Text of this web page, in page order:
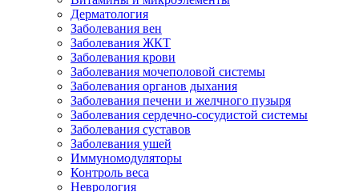
Дерматология
Заболевания вен
Заболевания ЖКТ
Заболевания крови
Заболевания мочеполовой системы
Заболевания органов дыхания
Заболевания печени и желчного пузыря
Заболевания сердечно-сосудистой системы
Заболевания суставов
Заболевания ушей
Иммуномодуляторы
Контроль веса
Неврология